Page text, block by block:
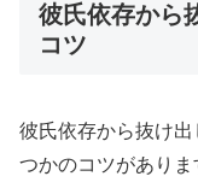
彼氏依存から
コツ
彼氏依存から抜け出
つかのコツがありま